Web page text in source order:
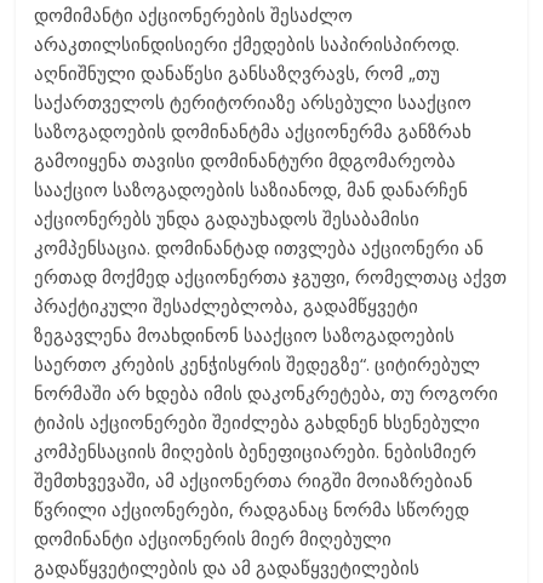
დომიმანტი აქციონერების შესაძლო
არაკთილსინდისიერი ქმედების საპირისპიროდ.
აღნიშნული დანაწესი განსაზღვრავს, რომ „თუ
საქართველოს ტერიტორიაზე არსებული სააქციო
საზოგადოების დომინანტმა აქციონერმა განზრახ
გამოიყენა თავისი დომინანტური მდგომარეობა
სააქციო საზოგადოების საზიანოდ, მან დანარჩენ
აქციონერებს უნდა გადაუხადოს შესაბამისი
კომპენსაცია. დომინანტად ითვლება აქციონერი ან
ერთად მოქმედ აქციონერთა ჯგუფი, რომელთაც აქვთ
პრაქტიკული შესაძლებლობა, გადამწყვეტი
ზეგავლენა მოახდინონ სააქციო საზოგადოების
საერთო კრების კენჭისყრის შედეგზე“. ციტირებულ
ნორმაში არ ხდება იმის დაკონკრეტება, თუ როგორი
ტიპის აქციონერები შეიძლება გახდნენ ხსენებული
კომპენსაციის მიღების ბენეფიციარები. ნებისმიერ
შემთხვევაში, ამ აქციონერთა რიგში მოიაზრებიან
წვრილი აქციონერები, რადგანაც ნორმა სწორედ
დომინანტი აქციონერის მიერ მიღებული
გადაწყვეტილების და ამ გადაწყვეტილების